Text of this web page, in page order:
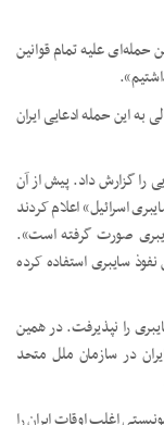
حمله‌ای علیه تمام قوانین
به این حمله ادعایی ایران
را گزارش داد. پیش از آن
اسرائیل» اعلام کردند
صورت گرفته است».
نفوذ سایبری استفاده کرده
را نپذیرفت. در همین
در سازمان ملل متحد